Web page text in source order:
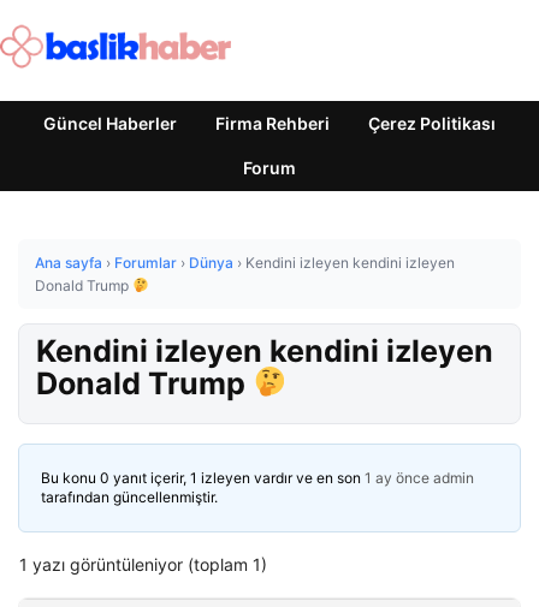
Güncel Haberler Firma Rehberi Çerez Politikası
Forum
Ana sayfa › Forumlar › Dünya › Kendini izleyen kendini izleyen
Donald Trump
Kendini izleyen kendini izleyen
Donald Trump
Bu konu 0 yanıt içerir, 1 izleyen vardır ve en son 1 ay önce admin
tarafından güncellenmiştir.
1 yazı görüntüleniyor (toplam 1)